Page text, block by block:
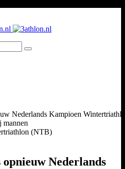
(NTB)
Nederlands